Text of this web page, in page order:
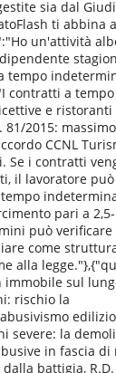
sia dal
ti abbina
un'attività
tempo
contratti a
e ristoranti
2015:
CCNL
Se i contratti
il lavoratore
pari a
può
come
alla
sul
rischio la
severe: la
in fascia di
battigia,